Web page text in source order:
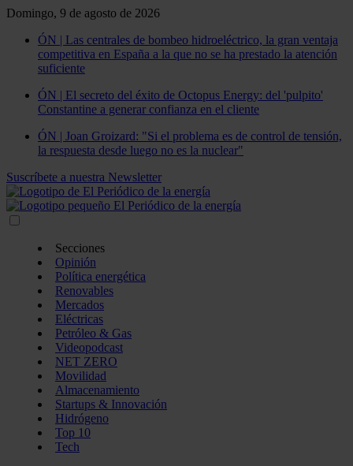
Domingo, 9 de agosto de 2026
ÓN | Las centrales de bombeo hidroeléctrico, la gran ventaja
competitiva en España a la que no se ha prestado la atención
suficiente
ÓN | El secreto del éxito de Octopus Energy: del 'pulpito'
Constantine a generar confianza en el cliente
ÓN | Joan Groizard: "Si el problema es de control de tensión,
la respuesta desde luego no es la nuclear"
Suscríbete a nuestra Newsletter
Secciones
Opinión
Política energética
Renovables
Mercados
Eléctricas
Petróleo & Gas
Videopodcast
NET ZERO
Movilidad
Almacenamiento
Startups & Innovación
Hidrógeno
Top 10
Tech